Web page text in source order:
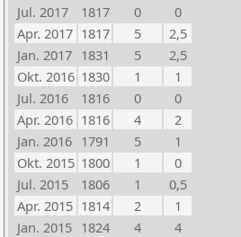
Jul. 2017
1817 0
0
Apr. 2017 1817 5
2,5
Jan. 2017 1831 5
2,5
Okt. 2016 1830 1
1
Jul. 2016
1816 0
0
Apr. 2016 1816 4
2
Jan. 2016 1791 5
1
Okt. 2015 1800 1
0
Jul. 2015
1806 1
0,5
Apr. 2015 1814 2
1
Jan. 2015 1824 4
4